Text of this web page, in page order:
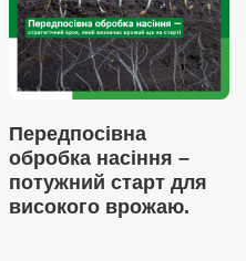
Передпосівна
обробка насіння –
потужний старт для
високого врожаю.